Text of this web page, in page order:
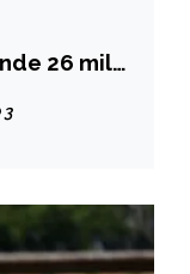
26 mil
3